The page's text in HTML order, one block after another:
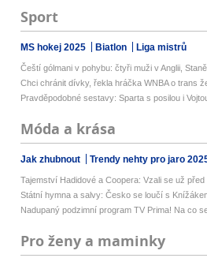
Sport
MS hokej 2025 Biatlon Liga mistrů
Čeští gólmani v pohybu: čtyři muži v Anglii,
Chci chránit dívky, řekla hráčka WNBA o trans
Pravděpodobné sestavy: Sparta s posilou i
Móda a krása
Jak zhubnout Trendy nehty pro jaro
Tajemství Hadidové a Coopera: Vzali se už před
Státní hymna a salvy: Česko se loučí s
Nadupaný podzimní program TV Prima! Na co
Pro ženy a maminky